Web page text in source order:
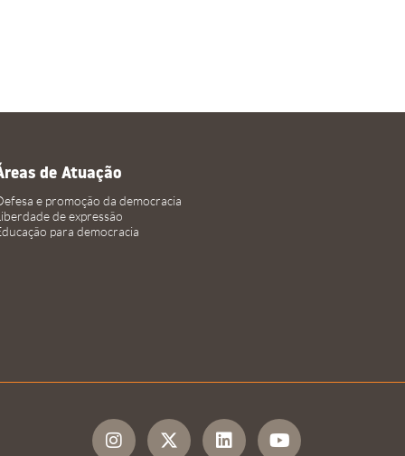
de Atuação
e promoção da democracia
de expressão
para democracia